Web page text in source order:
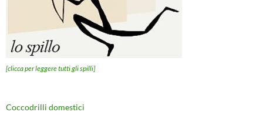
[clicca per leggere tutti gli spilli]
Coccodrilli domestici